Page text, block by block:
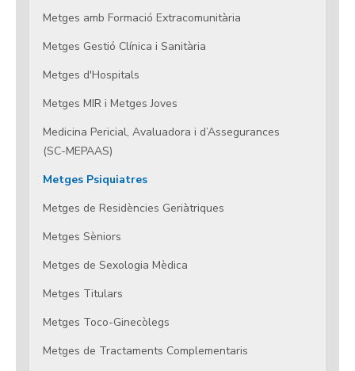
Metges amb Formació Extracomunitària
Metges Gestió Clínica i Sanitària
Metges d'Hospitals
Metges MIR i Metges Joves
Medicina Pericial, Avaluadora i d’Assegurances
(SC-MEPAAS)
Metges Psiquiatres
Metges de Residències Geriàtriques
Metges Sèniors
Metges de Sexologia Mèdica
Metges Titulars
Metges Toco-Ginecòlegs
Metges de Tractaments Complementaris